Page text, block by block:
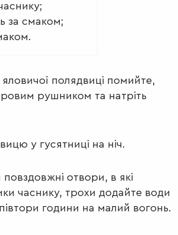
за смаком;
полядвиці помийте,
рушником та натріть
у гусятниці на ніч.
отвори, в які
часнику, трохи додайте води
години на малий вогонь.